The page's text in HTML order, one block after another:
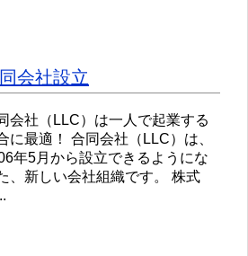
会社設立
会社（LLC）は一人で起業する
に最適！ 合同会社（LLC）は、
年5月から設立できるようにな
、新しい会社組織です。 株式